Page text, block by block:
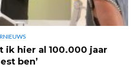
ik hier al 100.000 jaar
ben’